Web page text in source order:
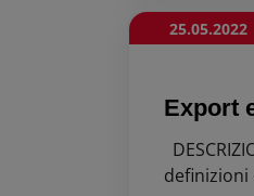
25.05.2022
Export
definizioni